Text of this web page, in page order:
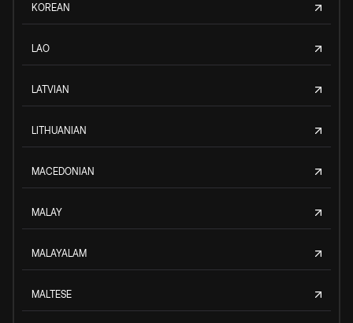
KOREAN
LAO
LATVIAN
LITHUANIAN
MACEDONIAN
MALAY
MALAYALAM
MALTESE